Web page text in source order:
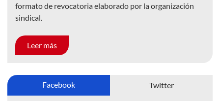
formato de revocatoria elaborado por la organización
sindical.
Leer más
Facebook Twitter